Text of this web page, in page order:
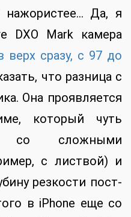
нажористее… Да, я
DXO Mark камера
верх сразу, с 97 до
что разница с
Она проявляется
который чуть
со сложными
с листвой) и
резкости пост-
в iPhone еще со